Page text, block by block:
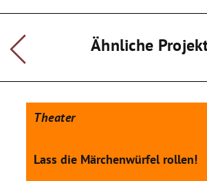
Ähnliche
Theater
Lass die Märchenwürfel rollen!